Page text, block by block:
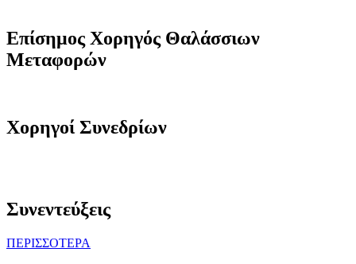
Επίσημος Χορηγός Θαλάσσιων
Μεταφορών
Χορηγοί Συνεδρίων
Συνεντεύξεις
ΠΕΡΙΣΣΟΤΕΡΑ